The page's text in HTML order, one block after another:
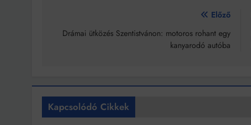
navigáció
Előző
Drámai ütközés Szentistvánon: motoros rohant egy
kanyarodó autóba
Kapcsolódó Cikkek